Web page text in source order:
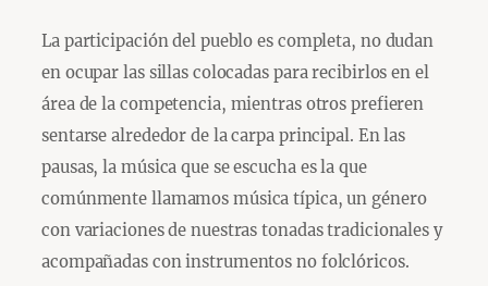
La participación del pueblo es completa, no dudan
en ocupar las sillas colocadas para recibirlos en el
área de la competencia, mientras otros prefieren
sentarse alrededor de la carpa principal. En las
pausas, la música que se escucha es la que
comúnmente llamamos música típica, un género
con variaciones de nuestras tonadas tradicionales y
acompañadas con instrumentos no folclóricos.